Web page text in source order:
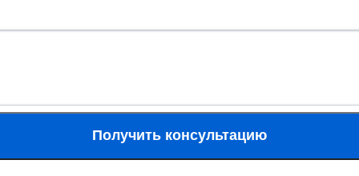
Получить консультацию